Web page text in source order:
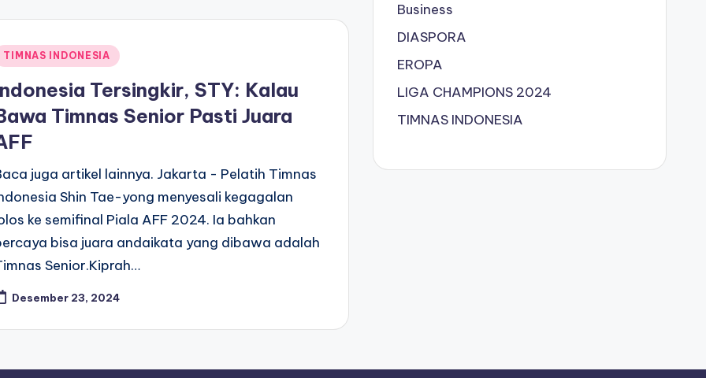
TIMNAS INDONESIA
Tersingkir, STY: Kalau
Timnas Senior Pasti Juara
juga artikel lainnya. Jakarta - Pelatih Timnas
Shin Tae-yong menyesali kegagalan
ke semifinal Piala AFF 2024. Ia bahkan
bisa juara andaikata yang dibawa adalah
Senior.Kiprah…
Desember 23, 2024
Business
DIASPORA
EROPA
LIGA CHAMPIONS 2024
TIMNAS INDONESIA